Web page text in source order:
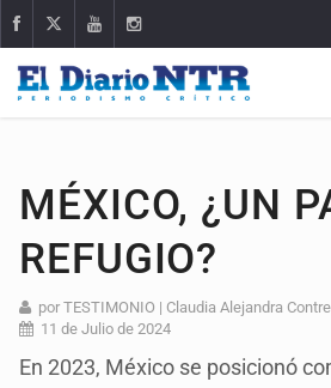
MÉXICO, ¿UN
REFUGIO?
por TESTIMONIO | Claudia Alejandra
11 de Julio de 2024
En 2023, México se posicionó